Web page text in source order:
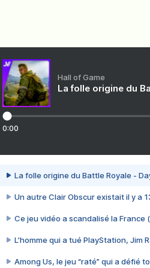
Hall of Game
La folle origine du
0:00
La folle origine du Battle Royale -
Un autre Clair Obscur existait il y a
Ce jeu vidéo a scandalisé la France
L’homme qui a tué PlayStation, Jim
Among Us, le jeu “raté” qui a défié